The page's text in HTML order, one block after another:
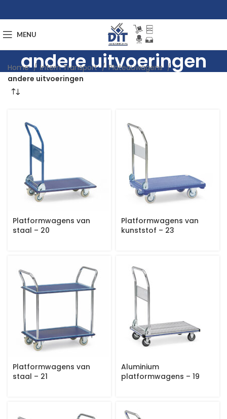
MENU
andere uitvoeringen
Home Intern Transport
Plateauwagens
andere uitvoeringen
Platformwagens van
staal – 20
Platformwagens van
kunststof – 23
Platformwagens van
staal – 21
Aluminium
platformwagens – 19